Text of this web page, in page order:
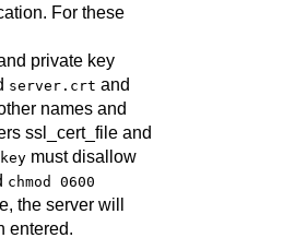
For these
private key
server.crt and
names and
ssl_cert_fileand
must disallow
chmod 0600
the server will
entered.